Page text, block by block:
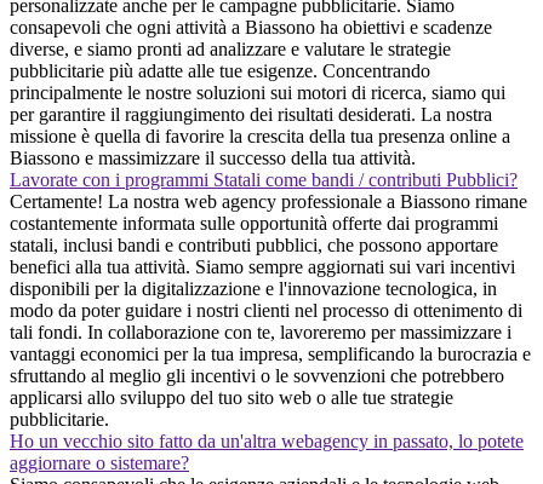
personalizzate anche per le campagne pubblicitarie. Siamo
consapevoli che ogni attività a Biassono ha obiettivi e scadenze
diverse, e siamo pronti ad analizzare e valutare le strategie
pubblicitarie più adatte alle tue esigenze. Concentrando
principalmente le nostre soluzioni sui motori di ricerca, siamo qui
per garantire il raggiungimento dei risultati desiderati. La nostra
missione è quella di favorire la crescita della tua presenza online a
Biassono e massimizzare il successo della tua attività.
Lavorate con i programmi Statali come bandi / contributi Pubblici?
Certamente! La nostra web agency professionale a Biassono rimane
costantemente informata sulle opportunità offerte dai programmi
statali, inclusi bandi e contributi pubblici, che possono apportare
benefici alla tua attività. Siamo sempre aggiornati sui vari incentivi
disponibili per la digitalizzazione e l'innovazione tecnologica, in
modo da poter guidare i nostri clienti nel processo di ottenimento di
tali fondi. In collaborazione con te, lavoreremo per massimizzare i
vantaggi economici per la tua impresa, semplificando la burocrazia e
sfruttando al meglio gli incentivi o le sovvenzioni che potrebbero
applicarsi allo sviluppo del tuo sito web o alle tue strategie
pubblicitarie.
Ho un vecchio sito fatto da un'altra webagency in passato, lo potete
aggiornare o sistemare?